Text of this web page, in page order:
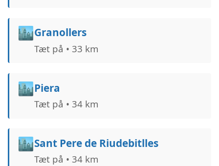
🏙️Granollers
Tæt på • 33 km
🏙️Piera
Tæt på • 34 km
🏙️Sant Pere de Riudebitlles
Tæt på • 34 km